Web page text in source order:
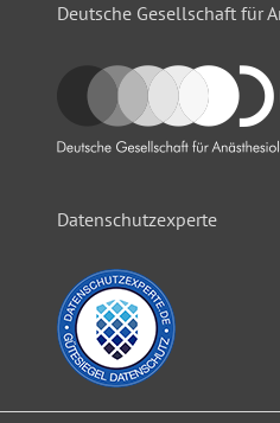
Deutsche Gesellschaft für
Datenschutzexperte